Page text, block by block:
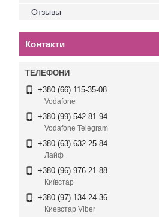
Отзывы
Контакти
+380 (66) 115-35-08
Vodafone
+380 (99) 542-81-94
Vodafone Telegram
+380 (63) 632-25-84
Лайф
+380 (96) 976-21-88
Київстар
+380 (97) 134-24-36
Киевстар Viber